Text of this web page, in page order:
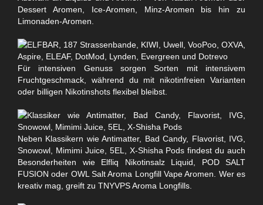
Dessert Aromen, Ice-Aromen, Minz-Aromen bis hin zu
Limonaden-Aromen.
Für intensiven Genuss sorgen Sorten mit intensivem
Fruchtgeschmack, während du mit nikotinfreien Varianten
oder billigen Nikotinshots flexibel bleibst.
Neben Klassikern wie Antimatter, Bad Candy, Flavorist, IVG,
Snowowl, Mimimi Juice, 5EL, X-Shisha Pods findest du auch
Besonderheiten wie Elfliq Nikotinsalz Liquid, POD SALT
FUSION oder OWL Salt Aroma Longfill Vape Aromen. Wer es
kreativ mag, greift zu TNYVPS Aroma Longfills.